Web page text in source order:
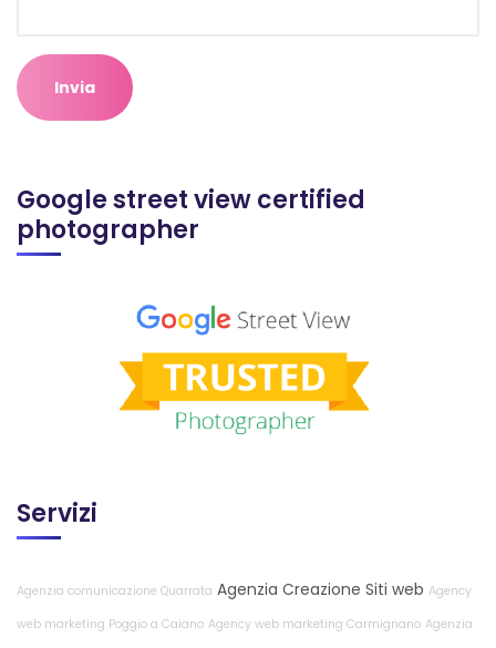
Google street view certified
photographer
Servizi
Agenzia comunicazione Quarrata Agenzia Creazione Siti web Agency
web marketing Poggio a Caiano Agency web marketing Carmignano Agenzia